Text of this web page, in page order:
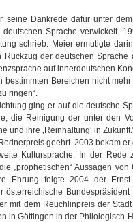
Dankrede dafür unter
Sprache verwickelt.
schrieb. Meier ermutigte
der deutschen Sprache
auf innerdeutschen
Bereichen nicht
ringen“.
ging er auf die deutsche
die Reinigung der unter den
und ihre ‚Reinhaltung‘ in
geehrt. 2003 bekam er
Kultursprache. In der Rede
„prophetischen“ Aussagen von
Ehrung folgte 2004 der
österreichische
mit dem Reuchlinpreis der
in Göttingen in der Philologisch-